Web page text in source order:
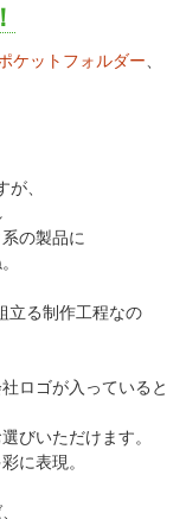
ケットフォルダー
、
の製品に
立る制作工程なの
ロゴが入っていると
びいただけます。
に表現。